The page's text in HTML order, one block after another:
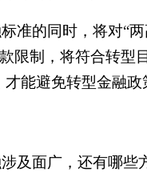
的同时，将对“两
限制，将符合转型
能避免转型金融
面广，还有哪些